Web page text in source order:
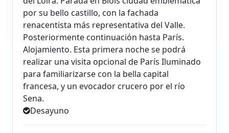
por su bello castillo, con la fachada
renacentista más representativa del Valle.
Posteriormente continuación hasta París.
Alojamiento. Esta primera noche se podrá
realizar una visita opcional de París Iluminado
para familiarizarse con la bella capital
francesa, y un evocador crucero por el río
Sena.
Desayuno